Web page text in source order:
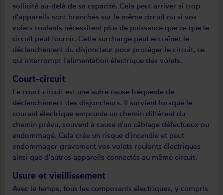
sollicité au-delà de sa capacité. Cela peut arriver si trop
d'appareils sont branchés sur le même circuit ou si vos
volets roulants nécessitent plus de puissance que ce que le
circuit peut fournir. Cette surcharge peut entraîner le
déclenchement du disjoncteur pour protéger le circuit, ce
qui interrompt l'alimentation électrique des volets.
Court-circuit
Le court-circuit est une autre cause fréquente de
déclenchement des disjoncteurs. Il survient lorsque le
courant électrique emprunte un chemin différent du
chemin prévu, souvent à cause d'un câblage défectueux ou
endommagé. Cela crée un risque d'incendie et peut
endommager gravement vos volets roulants électriques
ainsi que d'autres appareils connectés au même circuit.
Usure et vieillissement
Avec le temps, tous les composants électriques, y compris